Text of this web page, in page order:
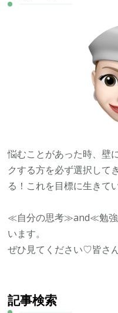
悩むことがあった時、壁
クする方を必ず選択して
る！これを目標に生きて
≪自分の思考≫and≪勉強
います。
ぜひ見てください♡皆さ
記事検索